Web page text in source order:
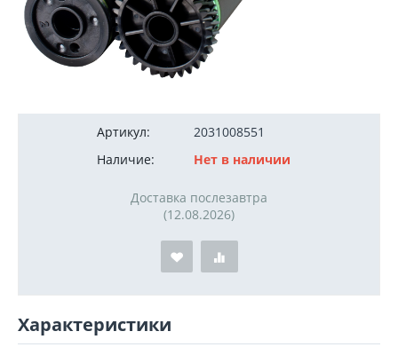
150руб.
Артикул:
2031008551
Наличие:
Нет в наличии
Доставка послезавтра
(12.08.2026)
Характеристики